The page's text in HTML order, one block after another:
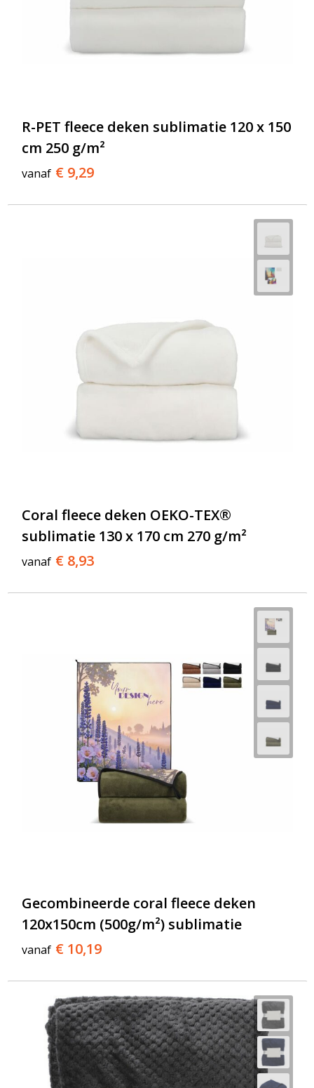
R-PET fleece deken sublimatie 120 x 150
cm 250 g/m²
vanaf € 9,29
Coral fleece deken OEKO-TEX®
sublimatie 130 x 170 cm 270 g/m²
vanaf € 8,93
Gecombineerde coral fleece deken
120x150cm (500g/m²) sublimatie
vanaf € 10,19